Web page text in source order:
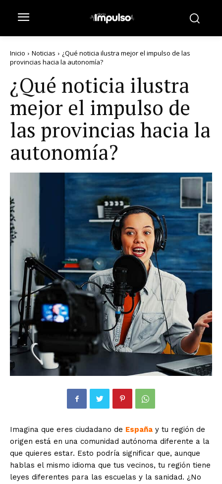
Inicio Noticias
¿Qué noticia ilustra mejor el impulso de las
provincias hacia la autonomía?
¿Qué noticia ilustra
mejor el impulso de
las provincias hacia la
autonomía?
Imagina que eres ciudadano de España y tu región de
origen está en una comunidad autónoma diferente a la
que quieres estar. Esto podría significar que, aunque
hablas el mismo idioma que tus vecinos, tu región tiene
leyes diferentes para las escuelas y la sanidad. ¿No